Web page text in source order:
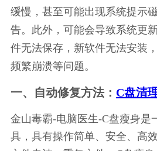
缓慢，甚至可能出现系统提示
告。此外，可能会导致系统更
件无法保存，新软件无法安装
频繁崩溃等问题。
一、自动修复方法： C盘清
金山毒霸-电脑医生-C盘瘦身是
具，具有操作简单、安全、高